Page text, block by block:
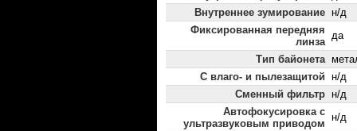
Внутреннее зумирование н/д
Фиксированная передняя
линза
да
Тип байонета
С влаго- и пылезащитой н/д
Сменный фильтр н/д
Автофокусировка с
ультразвуковым приводом
н/д